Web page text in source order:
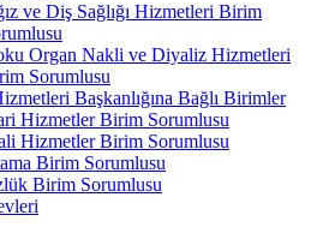
ve Diş Sağlığı Hizmetleri Birim
Organ Nakli ve Diyaliz Hizmetleri
Sorumlusu
Başkanlığına Bağlı Birimler
Hizmetler Birim Sorumlusu
Hizmetler Birim Sorumlusu
Birim Sorumlusu
Birim Sorumlusu